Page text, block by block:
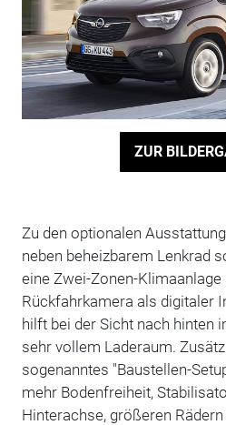
ZUR
Zu den optionalen
neben beheizbarem Lenkrad
eine Zwei-Zonen-
Rückfahrkamera als digitaler
hilft bei der Sicht nach hinten
sehr vollem Laderaum.
sogenanntes "Baustellen-
mehr Bodenfreiheit,
Hinterachse, größeren